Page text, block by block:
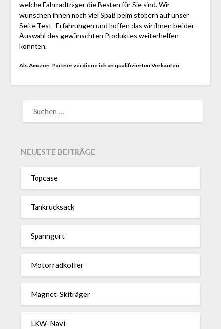
welche Fahr­rad­träger die Besten für Sie sind. Wir
wünschen ihnen noch viel Spaß beim stöbern auf unser
Seite Test- Erfahrungen und hoffen das wir ihnen bei der
Auswahl des gewünschten Produktes weiterhelfen
konnten.
Als Amazon-Partner verdiene ich an qualifizierten Verkäufen
NACH:
NEUESTE BEITRÄGE
Topcase
Tan­kruck­sack
Spann­gurt
Motor­rad­koffer
Magnet-Ski­träger
LKW-Navi